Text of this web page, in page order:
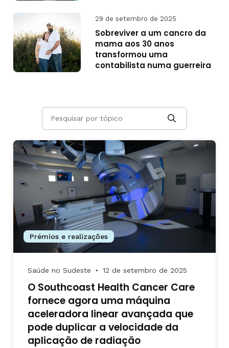
29 de setembro de 2025
Sobreviver a um cancro da
mama aos 30 anos
transformou uma
contabilista numa guerreira
Prémios e realizações
Saúde no Sudeste ● 12 de setembro de 2025
O Southcoast Health Cancer Care
fornece agora uma máquina
aceleradora linear avançada que
pode duplicar a velocidade da
aplicação de radiação